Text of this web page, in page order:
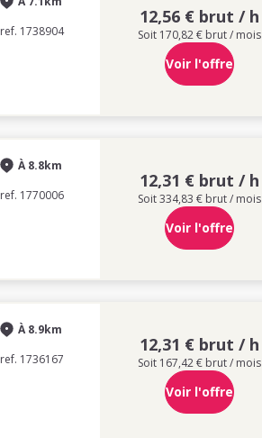
ref. 1738904
12,56 € brut / h
Soit 170,82 € brut / mois
Voir l'offre
À 8.8km
ref. 1770006
12,31 € brut / h
Soit 334,83 € brut / mois
Voir l'offre
À 8.9km
ref. 1736167
12,31 € brut / h
Soit 167,42 € brut / mois
Voir l'offre